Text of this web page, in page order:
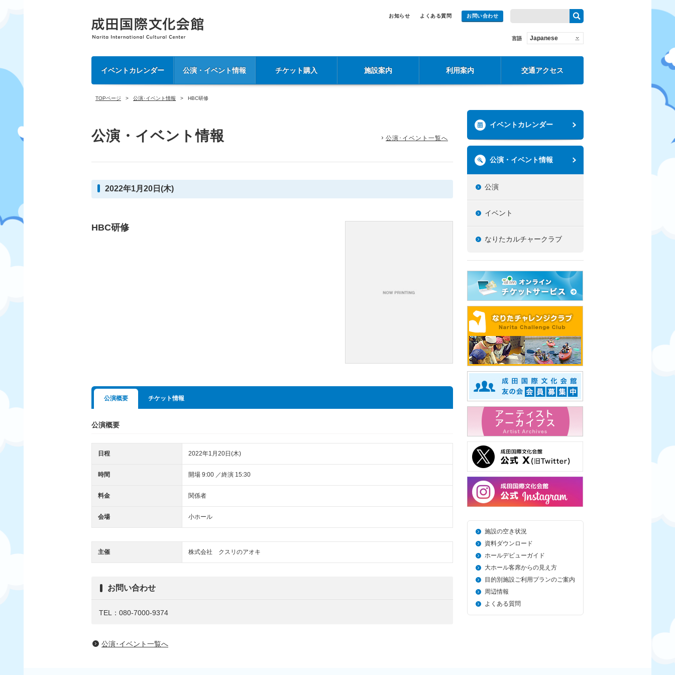
お知らせ よくある質問 お問い合わせ
言語 Japanese
イベントカレンダー 公演・イベント情報 チケット購入 施設案内 利用案内 交通アクセス
TOPページ 公演･イベント情報 HBC研修
公演・イベント情報 公演･イベント一覧へ
2022年1月20日(木)
HBC研修
公演概要 チケット情報
公演概要
日程 2022年1月20日(木)
時間 開場 9:00 ／終演 15:30
料金 関係者
会場 小ホール
主催 株式会社 クスリのアオキ
お問い合わせ
TEL：080-7000-9374
公演･イベント一覧へ
イベントカレンダー
公演・イベント情報
公演
イベント
なりたカルチャークラブ
施設の空き状況
資料ダウンロード
ホールデビューガイド
大ホール客席からの見え方
目的別施設ご利用プランのご案内
周辺情報
よくある質問